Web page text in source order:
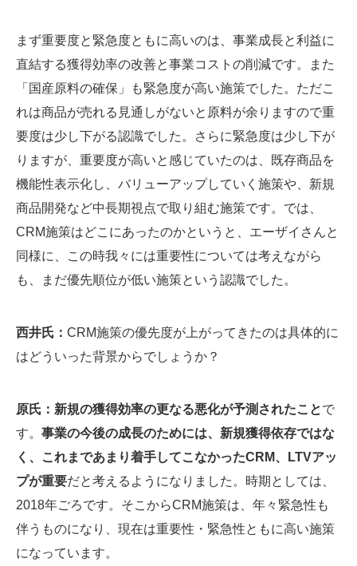
まず重要度と緊急度ともに高いのは、事業成長と利益に
直結する獲得効率の改善と事業コストの削減です。また
「国産原料の確保」も緊急度が高い施策でした。ただこ
れは商品が売れる見通しがないと原料が余りますので重
要度は少し下がる認識でした。さらに緊急度は少し下が
りますが、重要度が高いと感じていたのは、既存商品を
機能性表示化し、バリューアップしていく施策や、新規
商品開発など中長期視点で取り組む施策です。では、
CRM施策はどこにあったのかというと、エーザイさんと
同様に、この時我々には重要性については考えながら
も、まだ優先順位が低い施策という認識でした。
西井氏： CRM施策の優先度が上がってきたのは具体的に
はどういった背景からでしょうか？
原氏：新規の獲得効率の更なる悪化が予測されたことで
す。 事業の今後の成長のためには、新規獲得依存ではな
く、これまであまり着手してこなかったCRM、LTVアッ
プが重要だと考えるようになりました。時期としては、
2018年ごろです。そこからCRM施策は、年々緊急性も
伴うものになり、現在は重要性・緊急性ともに高い施策
になっています。